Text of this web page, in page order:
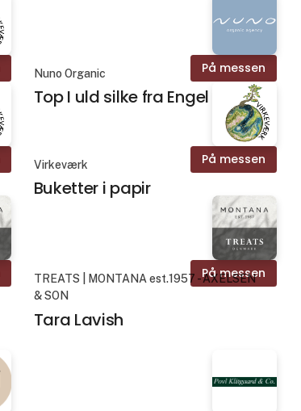
På messen
Nuno Organic
Top I uld silke fra Engel
På messen
Virkeværk
Buketter i papir
På messen
TREATS | MONTANA est.1957 - AXELSEN
& SON
Tara Lavish